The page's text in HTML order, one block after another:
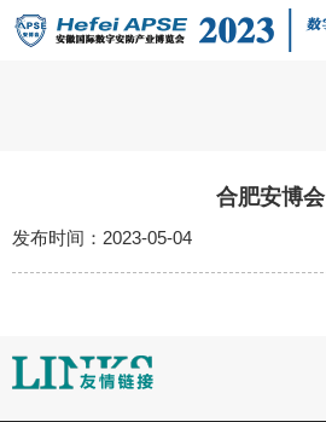
合肥安博会
发布时间：2023-05-04